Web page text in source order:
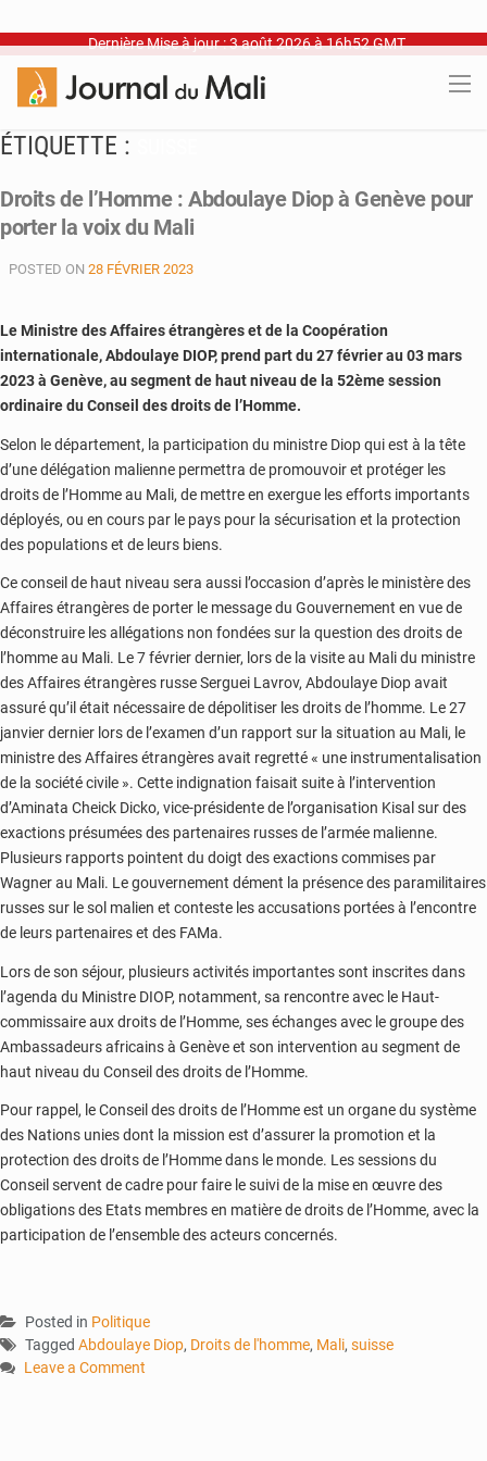
Dernière Mise à jour : 3 août 2026 à 16h52 GMT
ÉTIQUETTE :
Droits de l’Homme : Abdoulaye Diop à Genève pour
porter la voix du Mali
POSTED ON 28 FÉVRIER 2023
Le Ministre des Affaires étrangères et de la Coopération
internationale, Abdoulaye DIOP, prend part du 27 février au 03 mars
2023 à Genève, au segment de haut niveau de la 52ème session
ordinaire du Conseil des droits de l’Homme.
Selon le département, la participation du ministre Diop qui est à la tête
d’une délégation malienne permettra de promouvoir et protéger les
droits de l’Homme au Mali, de mettre en exergue les efforts importants
déployés, ou en cours par le pays pour la sécurisation et la protection
des populations et de leurs biens.
Ce conseil de haut niveau sera aussi l’occasion d’après le ministère des
Affaires étrangères de porter le message du Gouvernement en vue de
déconstruire les allégations non fondées sur la question des droits de
l’homme au Mali. Le 7 février dernier, lors de la visite au Mali du ministre
des Affaires étrangères russe Serguei Lavrov, Abdoulaye Diop avait
assuré qu’il était nécessaire de dépolitiser les droits de l’homme. Le 27
janvier dernier lors de l’examen d’un rapport sur la situation au Mali, le
ministre des Affaires étrangères avait regretté « une instrumentalisation
de la société civile ». Cette indignation faisait suite à l’intervention
d’Aminata Cheick Dicko, vice-présidente de l’organisation Kisal sur des
exactions présumées des partenaires russes de l’armée malienne.
Plusieurs rapports pointent du doigt des exactions commises par
Wagner au Mali. Le gouvernement dément la présence des paramilitaires
russes sur le sol malien et conteste les accusations portées à l’encontre
de leurs partenaires et des FAMa.
Lors de son séjour, plusieurs activités importantes sont inscrites dans
l’agenda du Ministre DIOP, notamment, sa rencontre avec le Haut-
commissaire aux droits de l’Homme, ses échanges avec le groupe des
Ambassadeurs africains à Genève et son intervention au segment de
haut niveau du Conseil des droits de l’Homme.
Pour rappel, le Conseil des droits de l’Homme est un organe du système
des Nations unies dont la mission est d’assurer la promotion et la
protection des droits de l’Homme dans le monde. Les sessions du
Conseil servent de cadre pour faire le suivi de la mise en œuvre des
obligations des Etats membres en matière de droits de l’Homme, avec la
participation de l’ensemble des acteurs concernés.
Posted in Politique
Tagged Abdoulaye Diop, Droits de l'homme, Mali, suisse
Leave a Comment